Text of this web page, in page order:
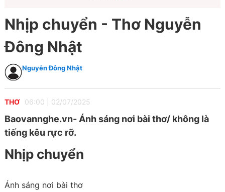
Nhịp chuyển - Thơ Nguyễn
Đông Nhật
Nguyễn Đông Nhật
THƠ 06:00 02/07/2025
Baovannghe.vn- Ánh sáng nơi bài thơ/ không là
tiếng kêu rực rỡ.
Nhịp chuyển
Ánh sáng nơi bài thơ